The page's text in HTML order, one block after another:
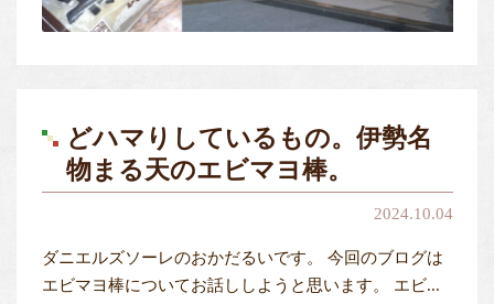
どハマりしているもの。伊勢名
物まる天のエビマヨ棒。
2024.10.04
ダニエルズソーレのおかだるいです。 今回のブログは
エビマヨ棒についてお話ししようと思います。 エビ...